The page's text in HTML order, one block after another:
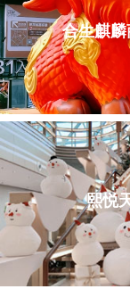
合生麒
熙悦